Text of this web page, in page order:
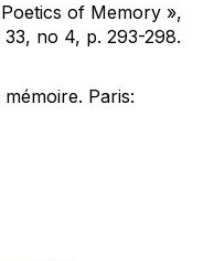
of Memory »,
33, no 4, p. 293-298.
mémoire. Paris: